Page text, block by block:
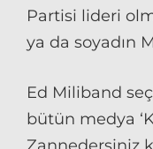
Partisi lideri
ya da soyadın
Ed Miliband
bütün medya